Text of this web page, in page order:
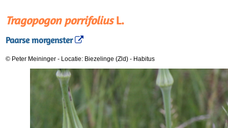
Tragopogon porrifoliusL.
Paarse morgenster
© Peter Meininger - Locatie: Biezelinge (Zld) - Habitus